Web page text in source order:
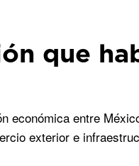
que
económica entre
exterior e